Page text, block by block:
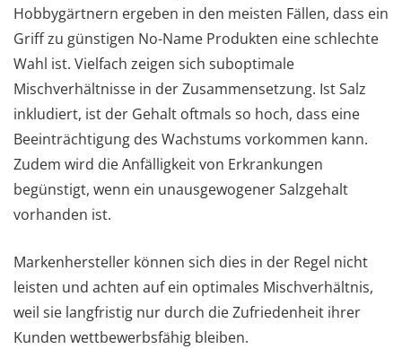
Hobbygärtnern ergeben in den meisten Fällen, dass ein
Griff zu günstigen No-Name Produkten eine schlechte
Wahl ist. Vielfach zeigen sich suboptimale
Mischverhältnisse in der Zusammensetzung. Ist Salz
inkludiert, ist der Gehalt oftmals so hoch, dass eine
Beeinträchtigung des Wachstums vorkommen kann.
Zudem wird die Anfälligkeit von Erkrankungen
begünstigt, wenn ein unausgewogener Salzgehalt
vorhanden ist.
Markenhersteller können sich dies in der Regel nicht
leisten und achten auf ein optimales Mischverhältnis,
weil sie langfristig nur durch die Zufriedenheit ihrer
Kunden wettbewerbsfähig bleiben.